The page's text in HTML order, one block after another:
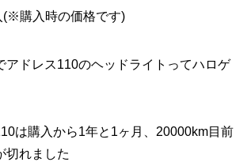
(※購入時の価格です)
アドレス110のヘッドライトってハロゲ
は購入から1年と1ヶ月、20000km目前
切れました